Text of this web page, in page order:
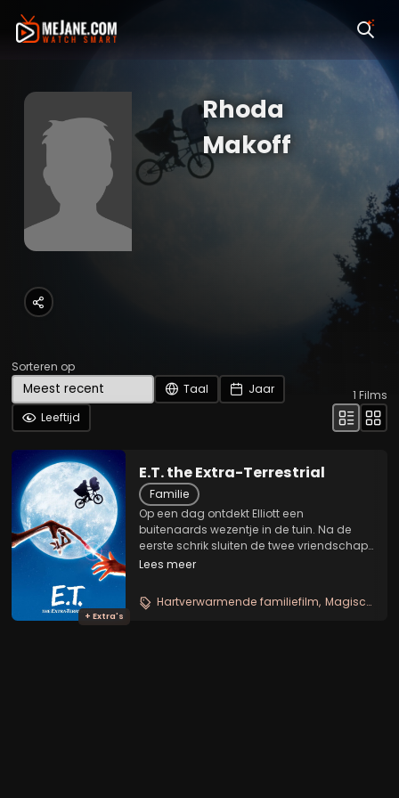
Rhoda
Makoff
Sorteren op
Taal
Jaar
Leeftijd
1 Films
+ Extra's
E.T. the Extra-Terrestrial
Familie
Op een dag ontdekt Elliott een
buitenaards wezentje in de tuin. Na de
eerste schrik sluiten de twee vriendschap
en Elliott noemt het wezentje E.T.. Hij laat
en E.T. raakt al snel vertrouwd met het
aardse...
Lees meer
Hartverwarmende familiefilm Magische sciencefiction